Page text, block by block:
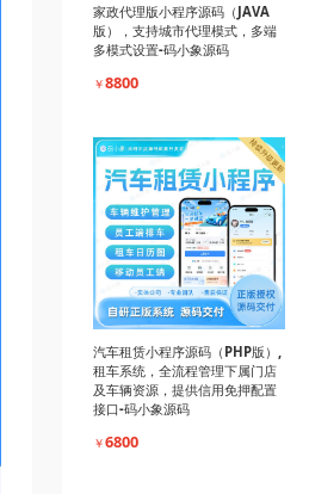
家政代理版小程序源码（JAVA
版），支持城市代理模式，多端
多模式设置-码小象源码
￥8800
汽车租赁小程序源码（PHP版）,
租车系统，全流程管理下属门店
及车辆资源，提供信用免押配置
接口-码小象源码
￥6800